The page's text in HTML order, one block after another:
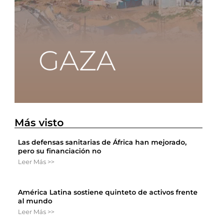
Más visto
Las defensas sanitarias de África han mejorado,
pero su financiación no
Leer Más >>
América Latina sostiene quinteto de activos frente
al mundo
Leer Más >>